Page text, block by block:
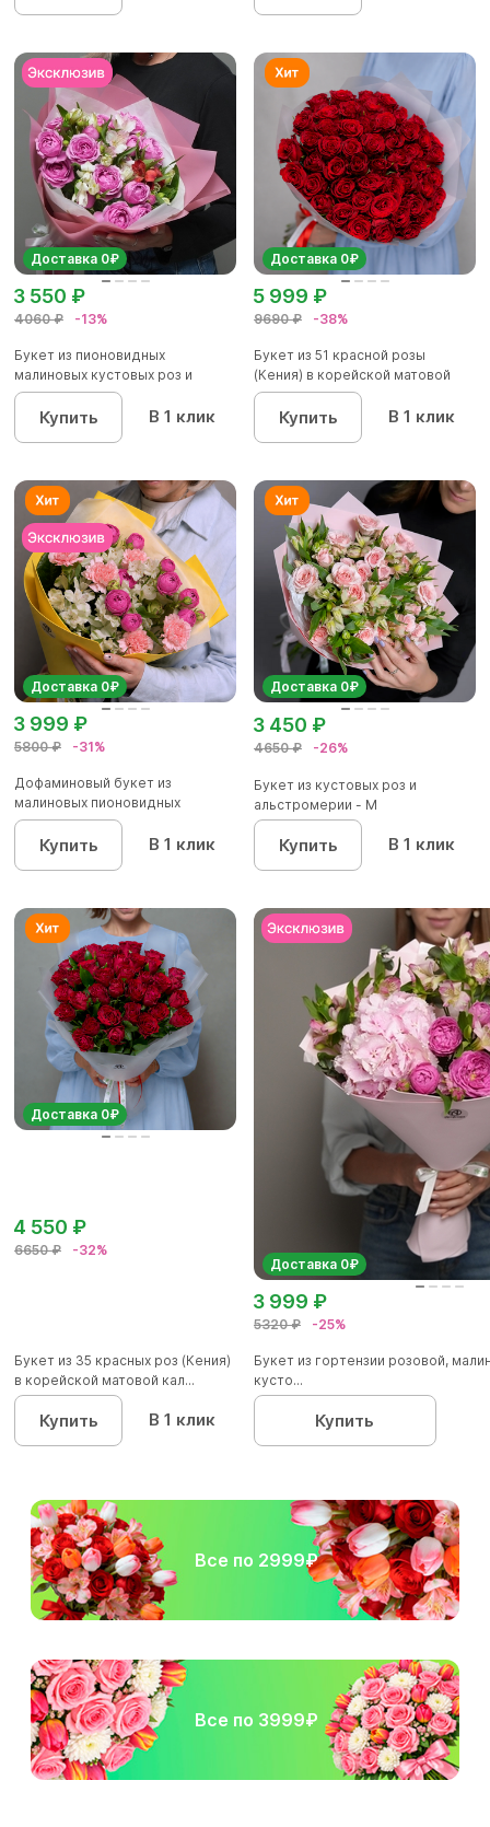
Доставка 0₽
4060 ₽ -13%
3 550 ₽
Букет из пионовидных
малиновых кустовых роз и
альстроме...
Купить В 1 клик
Доставка 0₽
9690 ₽ -38%
5 999 ₽
Букет из 51 красной розы
(Кения) в корейской матовой
уп...
Купить В 1 клик
Доставка 0₽
5800 ₽ -31%
3 999 ₽
Дофаминовый букет из
малиновых пионовидных
кустовых роз...
Купить В 1 клик
Доставка 0₽
4650 ₽ -26%
3 450 ₽
Букет из кустовых роз и
альстромерии - М
Купить В 1 клик
Доставка 0₽
6650 ₽ -32%
4 550 ₽
Букет из 35 красных роз (Кения)
в корейской матовой кал...
Купить В 1 клик
Доставка 0₽
5320 ₽ -25%
3 999 ₽
Букет из гортензии розовой,
кусто...
Купить
Все по 2999₽
Все по 3999₽